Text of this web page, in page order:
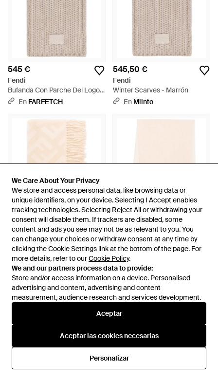
We Care About Your Privacy
We store and access personal data, like browsing data or
unique identifiers, on your device. Selecting I Accept enables
tracking technologies. Selecting Reject All or withdrawing your
consent will disable them. If trackers are disabled, some
content and ads you see may not be as relevant to you. You
can change your choices or withdraw consent at any time by
clicking the Cookie Settings link at the bottom of the page. For
more details, refer to ourCookie Policy.
We and our partners process data to provide:
Store and/or access information on a device. Personalised
advertising and content, advertising and content
measurement, audience research and services development.
Aceptar
Aceptar las cookies necesarias
Personalizar
We Care About Your Privacy
We store and access personal data, like browsing data or
unique identifiers, on your device. Selecting I Accept enables
tracking technologies. Selecting Reject All or withdrawing your
consent will disable them. If trackers are disabled, some
content and ads you see may not be as relevant to you. You
can change your choices or withdraw consent at any time by
clicking the Cookie Settings link at the bottom of the page. For
more details, refer to ourCookie Policy.
We and our partners process data to provide:
Store and/or access information on a device. Personalised
advertising and content, advertising and content
measurement, audience research and services development.
Aceptar
Aceptar las cookies necesarias
Personalizar
545 €
Fendi
Bufanda Con Parche Del Logo -
Neutro
En FARFETCH
545,50 €
Fendi
Winter Scarves - Marrón
En Miinto
851 €
Fendi
Bufanda Con Logo Ff - Neutro
FARFETCH
784 €567 €
Fendi
Fular Con Logo Ff - Neutro
En
FARFETCH
REBAJAS